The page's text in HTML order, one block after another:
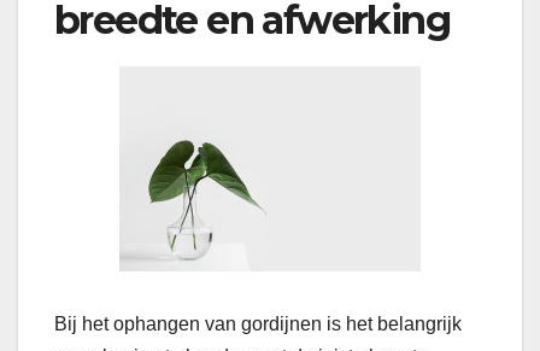
breedte en afwerking
Bij het ophangen van gordijnen is het belangrijk